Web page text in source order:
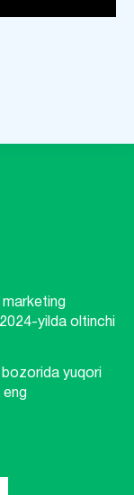
yilda oltinchi
bozorida yuqori
eng